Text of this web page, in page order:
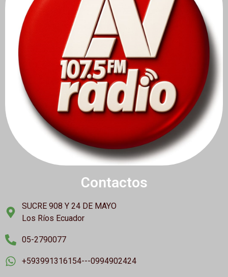
Contactos
SUCRE 908 Y 24 DE MAYO
Los Ríos Ecuador
05-2790077
+593991316154---0994902424